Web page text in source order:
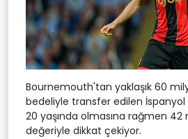
Bournemouth'tan yaklaşık 60
bedeliyle transfer edilen İspanyol
20 yaşında olmasına rağmen 42
değeriyle dikkat çekiyor.